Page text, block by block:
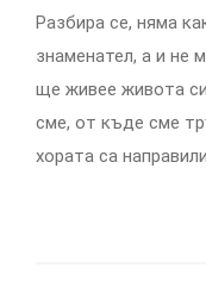
Разбира се, няма
знаменател, а и не
ще живее живота
сме, от къде сме
хората са